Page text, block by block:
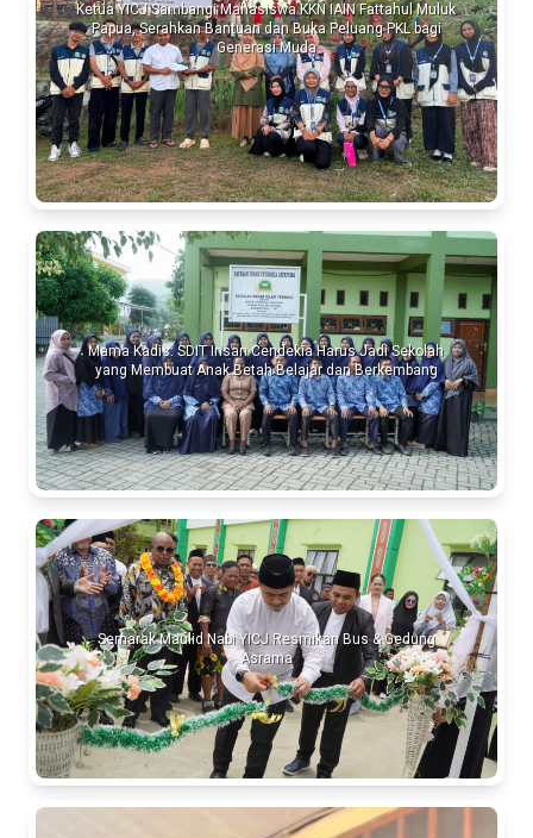
Ketua YICJ Sambangi Mahasiswa KKN IAIN Fattahul Muluk
Papua, Serahkan Bantuan dan Buka Peluang PKL bagi
Generasi Muda
Mama Kadis: SDIT Insan Cendekia Harus Jadi Sekolah
yang Membuat Anak Betah Belajar dan Berkembang
Semarak Maulid Nabi YICJ Resmikan Bus & Gedung
Asrama